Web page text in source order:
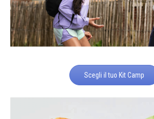
Scegli il tuo Kit Camp